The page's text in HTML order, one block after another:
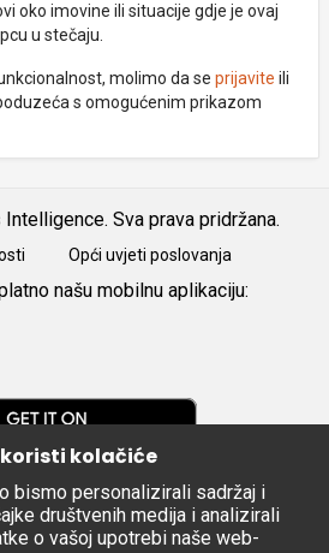
oko imovine ili situacije gdje je ovaj
u stečaju.
molimo da se prijavite ili
s omogućenim prikazom
Sva prava pridržana.
Opći uvjeti poslovanja
našu mobilnu aplikaciju:
kolačiće
bismo personalizirali sadržaj i
društvenih medija i analizirali
o vašoj upotrebi naše web-